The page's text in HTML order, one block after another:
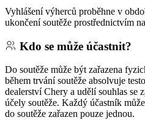
Vyhlášení výherců proběhne v
ukončení soutěže prostřednictvím
Kdo se může účastnit?
Do soutěže může být zařazena
během trvání soutěže absolvuje
dealerství Chery a udělí souhlas se
účely soutěže. Každý účastník
do soutěže zařazen pouze jednou.